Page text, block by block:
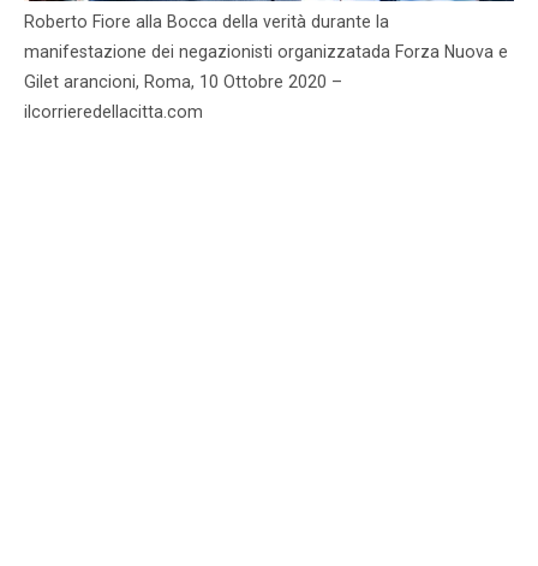
Roberto Fiore alla Bocca della verità durante la
manifestazione dei negazionisti organizzatada Forza Nuova e
Gilet arancioni, Roma, 10 Ottobre 2020 –
ilcorrieredellacitta.com